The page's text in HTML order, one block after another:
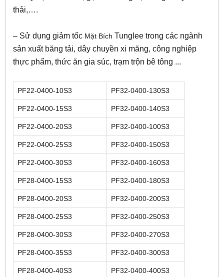
thải,….
– Sử dụng giảm tốc Mặt Bích Tunglee trong các ngành
sản xuất băng tải, dây chuyền xi măng, công nghiệp
thực phẩm, thức ăn gia súc, trạm trộn bê tông ...
PF22-0400-10S3 PF32-0400-130S3
PF22-0400-15S3 PF32-0400-140S3
PF22-0400-20S3 PF32-0400-100S3
PF22-0400-25S3 PF32-0400-150S3
PF22-0400-30S3 PF32-0400-160S3
PF28-0400-15S3 PF32-0400-180S3
PF28-0400-20S3 PF32-0400-200S3
PF28-0400-25S3 PF32-0400-250S3
PF28-0400-30S3 PF32-0400-270S3
PF28-0400-35S3 PF32-0400-300S3
PF28-0400-40S3 PF32-0400-400S3